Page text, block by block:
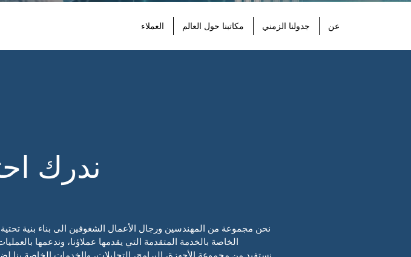
عن جدولنا الزمني مكاتبنا حول العالم العملاء
ندرك
نحن مجموعة من المهندسين ورجال الأعمال الشغوفين الى بناء بنية
الخاصة بالخدمة المتقدمة التي يقدمها عملاؤنا، وندعمها
نستفيد من مجموعة الأجهزة، البرامج، التحليلات، والخدمات الخاصة بنا